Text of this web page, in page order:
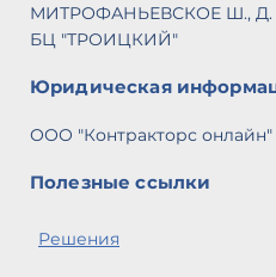
МИТРОФАНЬЕВСКОЕ Ш., Д.
БЦ "ТРОИЦКИЙ"
Юридическая
ООО "Контракторс онлайн"
Полезные ссылки
Решения